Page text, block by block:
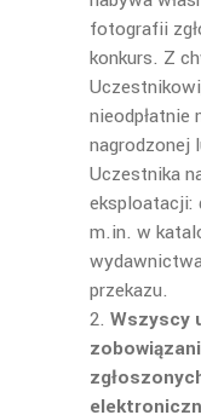
fotografii
konkurs. Z
nieodpłatnie
nagrodzonej
Uczestnika
eksploatacji:
m.in. w
przekazu.
2. Wszyscy